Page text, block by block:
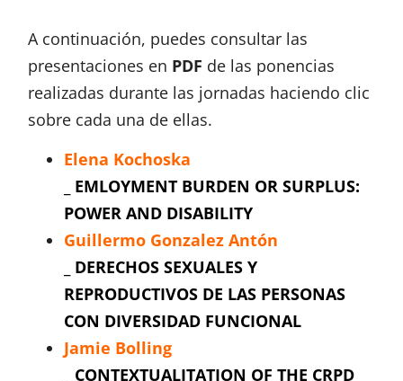
A continuación, puedes consultar las
presentaciones en PDF de las ponencias
realizadas durante las jornadas haciendo clic
sobre cada una de ellas.
Elena Kochoska
EMLOYMENT BURDEN OR SURPLUS:
POWER AND DISABILITY
Guillermo Gonzalez Antón
DERECHOS SEXUALES Y
REPRODUCTIVOS DE LAS PERSONAS
CON DIVERSIDAD FUNCIONAL
Jamie Bolling
CONTEXTUALITATION OF THE CRPD